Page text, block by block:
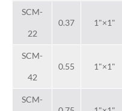
SCM-
22
0.37 1"×1"
SCM-
42
0.55 1"×1"
SCM-